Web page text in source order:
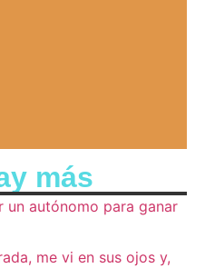
más
un autónomo para ganar
me vi en sus ojos y,